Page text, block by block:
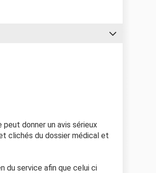
donner un avis sérieux
clichés du dossier médical et
du service afin que celui ci